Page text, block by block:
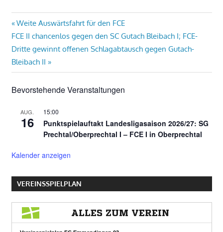
Beitragsnavigation
Vorheriger
Beitrag:
Weite Auswärtsfahrt für den FCE
Nächster
Beitrag:
FCE II chancenlos gegen den SC Gutach Bleibach I; FCE-
Dritte gewinnt offenen Schlagabtausch gegen Gutach-
Bleibach II
Bevorstehende Veranstaltungen
AUG.
16
15:00
Punktspielauftakt Landesligasaison 2026/27: SG
Prechtal/Oberprechtal I – FCE I in Oberprechtal
Kalender anzeigen
VEREINSSPIELPLAN